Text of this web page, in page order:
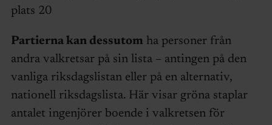
plats 20
Partierna kan dessutom ha personer från
andra valkretsar på sin lista – antingen på den
vanliga riksdagslistan eller på en alternativ,
nationell riksdagslista. Här visar gröna staplar
antalet ingenjörer boende i valkretsen för